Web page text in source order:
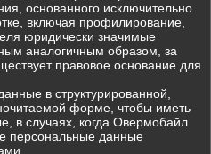
основанного исключительно
включая профилирование,
юридически значимые
аналогичным образом, за
правовое основание для
в структурированной,
форме, чтобы иметь
в случаях, когда Овермобайл
персональные данные